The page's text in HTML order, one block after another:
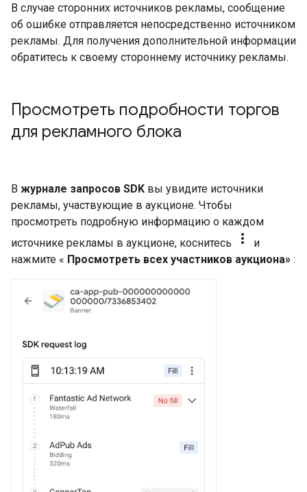
В случае сторонних источников рекламы, сообщение
об ошибке отправляется непосредственно источником
рекламы. Для получения дополнительной информации
обратитесь к своему стороннему источнику рекламы.
Просмотреть подробности торгов
для рекламного блока
В журнале запросов SDK вы увидите источники
рекламы, участвующие в аукционе. Чтобы
просмотреть подробную информацию о каждом
источнике рекламы в аукционе, коснитесь
more_vert
и
нажмите « Просмотреть всех участников аукциона» :